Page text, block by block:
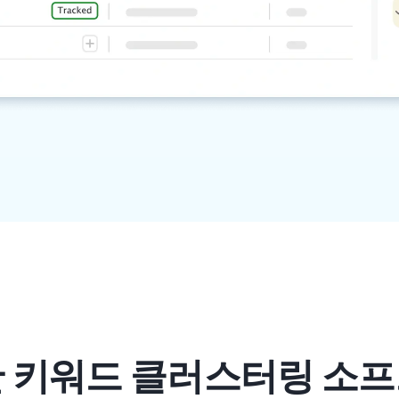
키워드 클러스터링 소